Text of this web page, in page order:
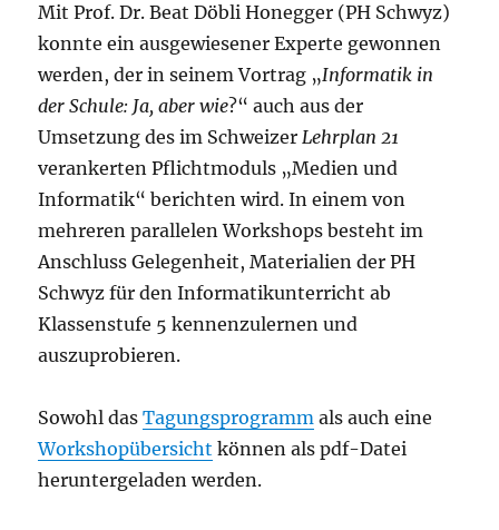
Mit Prof. Dr. Beat Döbli Honegger (PH Schwyz)
konnte ein ausgewiesener Experte gewonnen
werden, der in seinem Vortrag „Informatik in
der Schule: Ja, aber wie?“ auch aus der
Umsetzung des im SchweizerLehrplan 21
verankerten Pflichtmoduls „Medien und
Informatik“ berichten wird. In einem von
mehreren parallelen Workshops besteht im
Anschluss Gelegenheit, Materialien der PH
Schwyz für den Informatikunterricht ab
Klassenstufe 5 kennenzulernen und
auszuprobieren.
Sowohl dasTagungsprogramm als auch eine
Workshopübersicht können als pdf-Datei
heruntergeladen werden.